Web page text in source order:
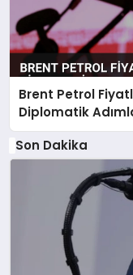
Brent Petrol
Diplomatik
Son Dakika